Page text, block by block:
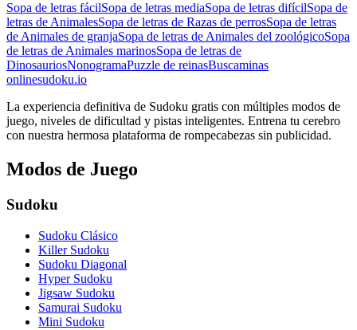
Sopa de letras fácilSopa de letras mediaSopa de letras difícilSopa de
letras de AnimalesSopa de letras de Razas de perrosSopa de letras
de Animales de granjaSopa de letras de Animales del zoológicoSopa
de letras de Animales marinosSopa de letras de
DinosauriosNonogramaPuzzle de reinasBuscaminas
onlinesudoku.io
La experiencia definitiva de Sudoku gratis con múltiples modos de
juego, niveles de dificultad y pistas inteligentes. Entrena tu cerebro
con nuestra hermosa plataforma de rompecabezas sin publicidad.
Modos de Juego
Sudoku
Sudoku Clásico
Killer Sudoku
Sudoku Diagonal
Hyper Sudoku
Jigsaw Sudoku
Samurai Sudoku
Mini Sudoku